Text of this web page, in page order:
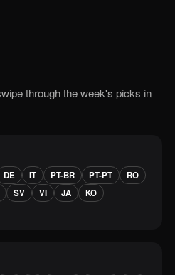
through the week's picks in
DE IT PT-BR PT-PT
RO
SV VI JA
KO